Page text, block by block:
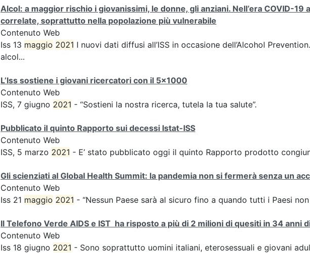
Alcol: a maggior rischio i giovanissimi, le donne, gli anziani. Nell’era COVID-
correlate, soprattutto nella popolazione più vulnerabile
Contenuto Web
Iss 13 maggio 2021 I nuovi dati diffusi all’ISS in occasione dell’Alcohol
alcol...
L’Iss sostiene i giovani ricercatori con il 5x1000
Contenuto Web
ISS, 7 giugno 2021 - “Sostieni la nostra ricerca, tutela la tua salute”.
Pubblicato il quinto Rapporto sui decessi Istat-ISS
Contenuto Web
ISS, 5 marzo 2021 - E’ stato pubblicato oggi il quinto Rapporto prodotto
Gli scienziati al Global Health Summit: la pandemia non si fermerà senza un
Contenuto Web
Iss 21 maggio 2021 - “Nessun Paese sarà al sicuro fino a quando tutti i Paesi non
Il Telefono Verde AIDS e IST ha risposto a più di 2 milioni di quesiti in 34 anni
Contenuto Web
Iss 18 giugno 2021 - Sono soprattutto uomini italiani, eterosessuali e giovani